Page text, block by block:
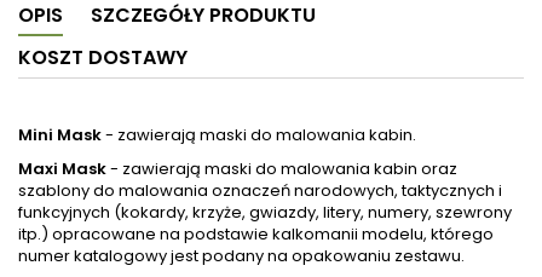
OPIS
SZCZEGÓŁY PRODUKTU
KOSZT DOSTAWY
Mini Mask- zawierają maski do malowania kabin.
Maxi Mask- zawierają maski do malowania kabin oraz
szablony do malowania oznaczeń narodowych, taktycznych i
funkcyjnych (kokardy, krzyże, gwiazdy, litery, numery, szewrony
itp.) opracowane na podstawie kalkomanii modelu, którego
numer katalogowy jest podany na opakowaniu zestawu.